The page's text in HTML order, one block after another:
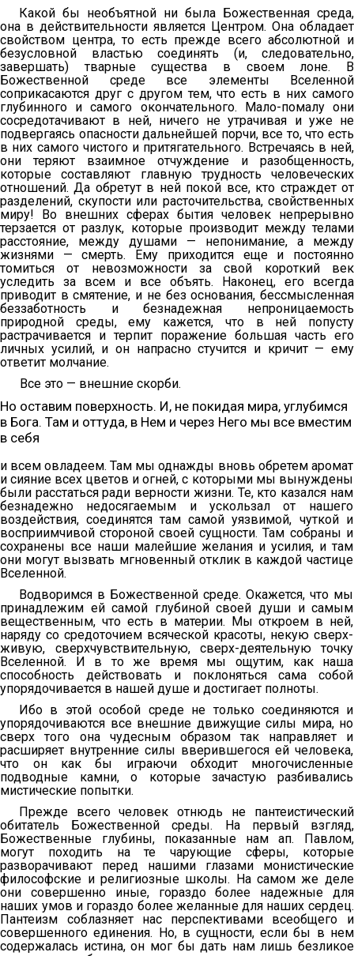
Какой бы необъятной ни была Божественная среда,
она в действительности является Центром. Она обладает
свойством центра, то есть прежде всего абсолютной и
безусловной властью соединять (и, следовательно,
завершать) тварные существа в своем лоне. В
Божественной среде все элементы Вселенной
соприкасаются друг с другом тем, что есть в них самого
глубинного и самого окончательного. Мало-помалу они
сосредотачивают в ней, ничего не утрачивая и уже не
подвергаясь опасности дальнейшей порчи, все то, что есть
в них самого чистого и притягательного. Встречаясь в ней,
они теряют взаимное отчуждение и разобщенность,
которые составляют главную трудность человеческих
отношений. Да обретут в ней покой все, кто страждет от
разделений, скупости или расточительства, свойственных
миру! Во внешних сферах бытия человек непрерывно
терзается от разлук, которые производит между телами
расстояние, между душами — непонимание, а между
жизнями — смерть. Ему приходится еще и постоянно
томиться от невозможности за свой короткий век
уследить за всем и все объять. Наконец, его всегда
приводит в смятение, и не без основания, бессмысленная
беззаботность и безнадежная непроницаемость
природной среды, ему кажется, что в ней попусту
растрачивается и терпит поражение большая часть его
личных усилий, и он напрасно стучится и кричит — ему
ответит молчание.
Все это — внешние скорби.
Но оставим поверхность. И, не покидая мира, углубимся
в Бога. Там и оттуда, в Нем и через Него мы все вместим
в себя
и всем овладеем. Там мы однажды вновь обретем аромат
и сияние всех цветов и огней, с которыми мы вынуждены
были расстаться ради верности жизни. Те, кто казался нам
безнадежно недосягаемым и ускользал от нашего
воздействия, соединятся там самой уязвимой, чуткой и
восприимчивой стороной своей сущности. Там собраны и
сохранены все наши малейшие желания и усилия, и там
они могут вызвать мгновенный отклик в каждой частице
Вселенной.
Водворимся в Божественной среде. Окажется, что мы
принадлежим ей самой глубиной своей души и самым
вещественным, что есть в материи. Мы откроем в ней,
наряду со средоточием всяческой красоты, некую сверх-
живую, сверхчувствительную, сверх-деятельную точку
Вселенной. И в то же время мы ощутим, как наша
способность действовать и поклоняться сама собой
упорядочивается в нашей душе и достигает полноты.
Ибо в этой особой среде не только соединяются и
упорядочиваются все внешние движущие силы мира, но
сверх того она чудесным образом так направляет и
расширяет внутренние силы вверившегося ей человека,
что он как бы играючи обходит многочисленные
подводные камни, о которые зачастую разбивались
мистические попытки.
Прежде всего человек отнюдь не пантеистический
обитатель Божественной среды. На первый взгляд,
Божественные глубины, показанные нам ап. Павлом,
могут походить на те чарующие сферы, которые
разворачивают перед нашими глазами монистические
философские и религиозные школы. На самом же деле
они совершенно иные, гораздо более надежные для
наших умов и гораздо более желанные для наших сердец.
Пантеизм соблазняет нас перспективами всеобщего и
совершенного единения. Но, в сущности, если бы в нем
содержалась истина, он мог бы дать нам лишь безликое